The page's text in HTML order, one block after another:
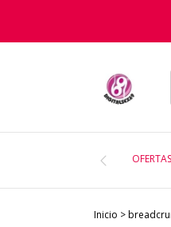
OFERTAS
Inicio >